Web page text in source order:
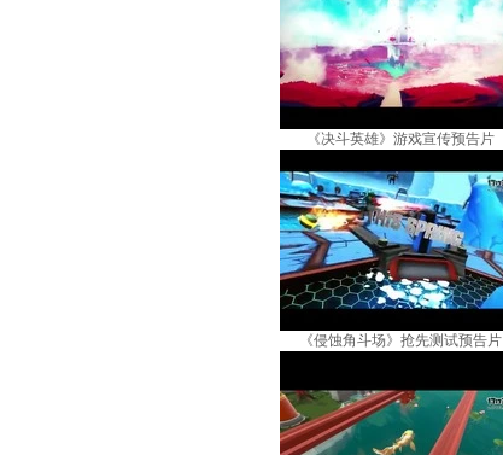
《决斗英雄》游戏宣传预告片
《侵蚀角斗场》抢先测试预告片